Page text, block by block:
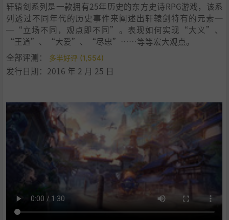
轩辕剑系列是一款拥有25年历史的东方史诗RPG游戏，该系
列透过不同年代的历史事件来阐述出轩辕剑特有的元素─
─“立场不同，观点即不同”。表现如何实现“大义”、
“王道”、“大爱”、“尽忠”……等等宏大观点。
全部评测：
多半好评 (1,554)
发行日期：2016 年 2 月 25 日